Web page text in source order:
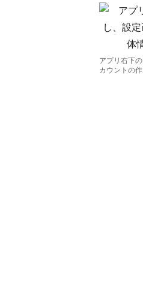
アプリ右下
カウントの